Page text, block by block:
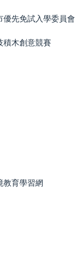
先免試入學委員會
積木創意競賽
教育學習網